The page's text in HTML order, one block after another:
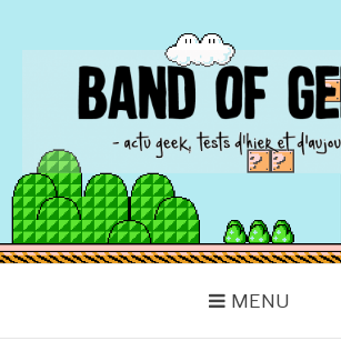
BAND OF
Actu Geek d'hier et d'aujourd'hui
MENU